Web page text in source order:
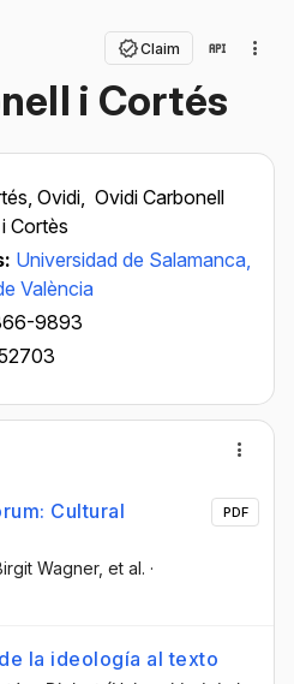
Claim
i Cortés
Ovidi, Ovidi Carbonell
Cortès
Universidad de Salamanca,
València
9893
Cultural
Wagner, et al. ·
PDF
la ideología al texto